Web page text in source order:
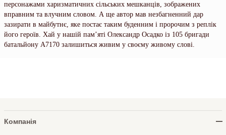
персонажами харизматичних сільських мешканців, зображених
вправним та влучним словом. А ще автор мав незбагненний дар
зазирати в майбутнє, яке постає таким буденним і пророчим з реплік
його героїв. Хай у нашій пам’яті Олександр Осадко із 105 бригади
батальйону А7170 залишиться живим у своєму живому слові.
Компанія